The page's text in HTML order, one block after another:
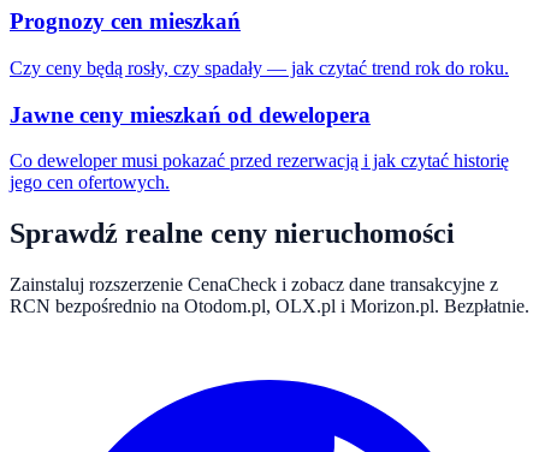
Prognozy cen mieszkań
Czy ceny będą rosły, czy spadały — jak czytać trend rok do roku.
Jawne ceny mieszkań od dewelopera
Co deweloper musi pokazać przed rezerwacją i jak czytać historię
jego cen ofertowych.
Sprawdź realne ceny nieruchomości
Zainstaluj rozszerzenie CenaCheck i zobacz dane transakcyjne z
RCN bezpośrednio na Otodom.pl, OLX.pl i Morizon.pl. Bezpłatnie.